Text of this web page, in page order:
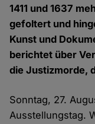
1411 und 1637
gefoltert und
Kunst und
berichtet über
die Justizmorde,
Sonntag, 27.
Ausstellungstag.